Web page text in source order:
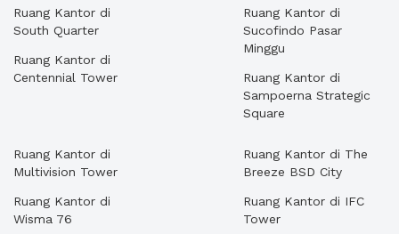
Ruang Kantor di
South Quarter
Ruang Kantor di
Centennial Tower
Ruang Kantor di
Sucofindo Pasar
Minggu
Ruang Kantor di
Sampoerna Strategic
Square
Ruang Kantor di
Multivision Tower
Ruang Kantor di
Wisma 76
Ruang Kantor di The
Breeze BSD City
Ruang Kantor di IFC
Tower